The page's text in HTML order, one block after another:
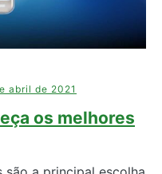
abril de 2021
os melhores